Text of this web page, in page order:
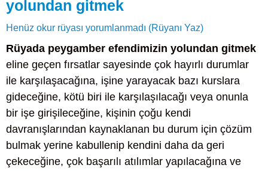
yolundan gitmek
Henüz okur rüyası yorumlanmadı (Rüyanı Yaz)
Rüyada peygamber efendimizin yolundan gitmek
eline geçen fırsatlar sayesinde çok hayırlı durumlar
ile karşılaşacağına, işine yarayacak bazı kurslara
gideceğine, kötü biri ile karşılaşılacağı veya onunla
bir işe girişileceğine, kişinin çoğu kendi
davranışlarından kaynaklanan bu durum için çözüm
bulmak yerine kabullenip kendini daha da geri
çekeceğine, çok başarılı atılımlar yapılacağına ve